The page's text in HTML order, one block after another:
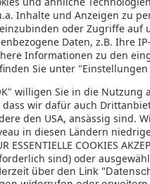
Paket kombiniert